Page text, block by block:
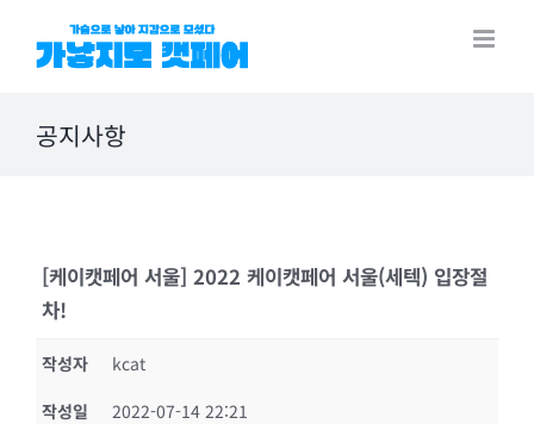
공지사항
[케이캣페어 서울] 2022 케이캣페어 서울(세텍) 입장절
차!
작성자
kcat
작성일
2022-07-14 22:21